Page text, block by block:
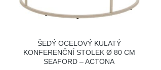
ŠEDÝ OCELOVÝ KULATÝ
KONFERENČNÍ STOLEK Ø 80 CM
SEAFORD – ACTONA